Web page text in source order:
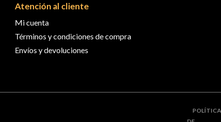
Atención al cliente
Mi cuenta
Términos y condiciones de compra
Envíos y devoluciones